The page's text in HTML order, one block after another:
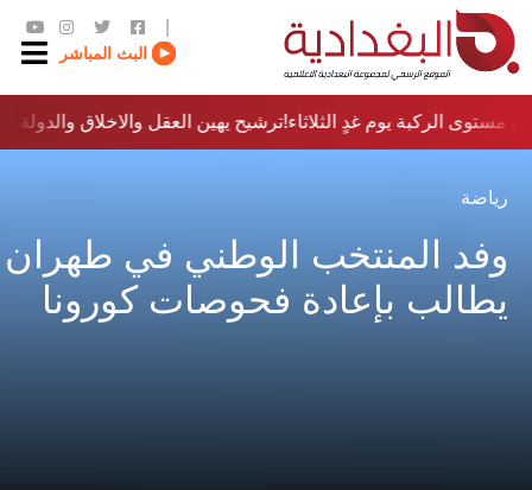
البث المباشر
ترشيح يهين العقل والاخلاق والدولة…؟!مستوى الركبة يوم غدٍ الثلاثاء
رياضة
وفد المنتخب الوطني في طهران
يطالب بإعادة فحوصات كورونا